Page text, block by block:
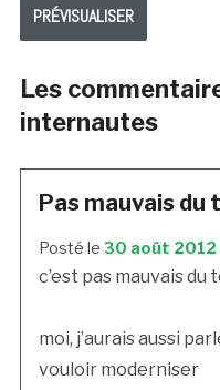
Les
internautes
Pas mauvais du
Posté le 30 août 2012
c’est pas mauvais du
moi, j’aurais aussi
vouloir moderniser